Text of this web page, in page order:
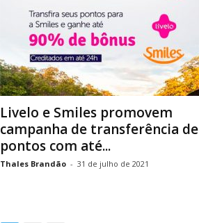
Livelo e Smiles promovem
campanha de transferência de
pontos com até...
Thales Brandão - 31 de julho de 2021